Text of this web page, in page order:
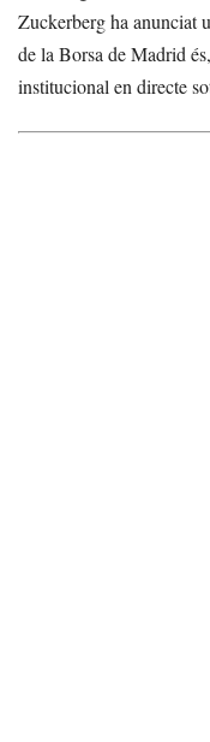
Zuckerberg ha anunciat
de la Borsa de Madrid
institucional en directe